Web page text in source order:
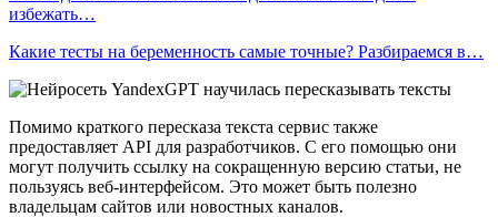
избежать…
Какие тесты на беременность самые точные? Разбираемся в…
Помимо краткого пересказа текста сервис также
предоставляет API для разработчиков. С его помощью они
могут получить ссылку на сокращенную версию статьи, не
пользуясь веб-интерфейсом. Это может быть полезно
владельцам сайтов или новостных каналов.